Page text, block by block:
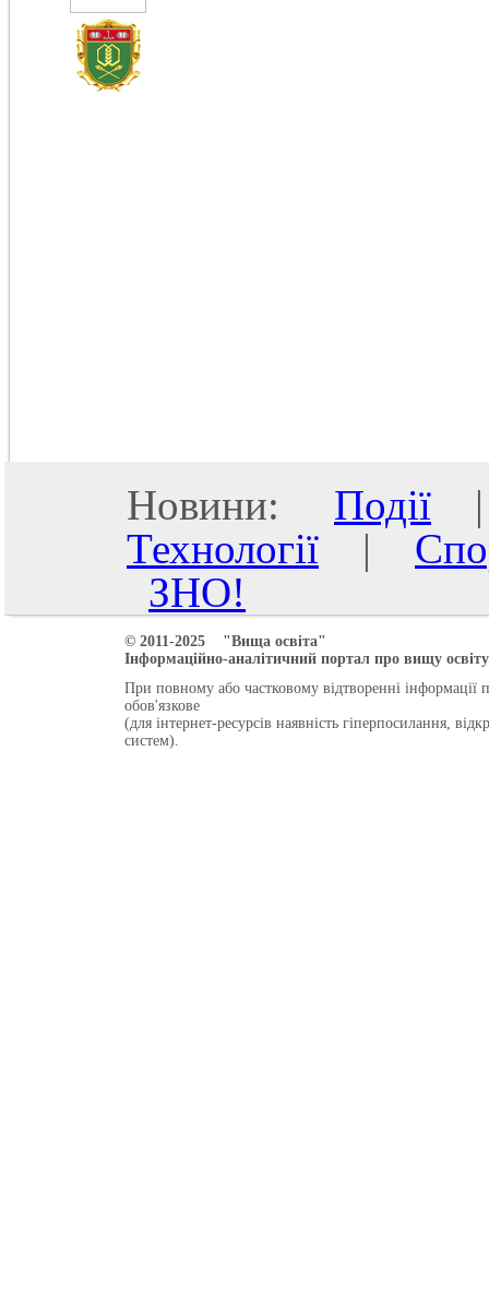
Новини: Події
Технології |
ЗНО!
© 2011-2025 "Вища освіта"
Інформаційно-аналітичний портал про вищу
При повному або частковому відтворенні інформації
обов'язкове
(для інтернет-ресурсів наявність гіперпосилання,
систем).